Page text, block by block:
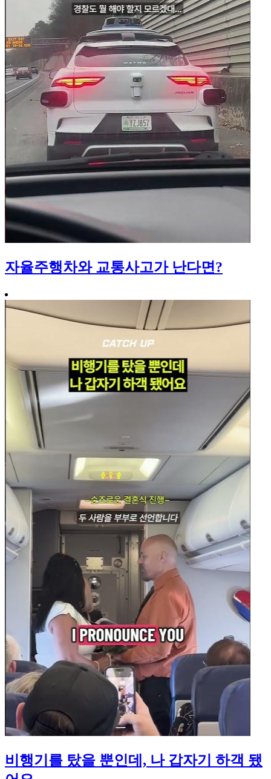
자율주행차와 교통사고가 난다면?
비행기를 탔을 뿐인데, 나 갑자기 하객 됐